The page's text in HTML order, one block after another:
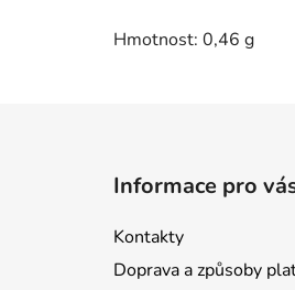
Hmotnost: 0,46 g
Informace pro
Kontakty
Doprava a způsoby